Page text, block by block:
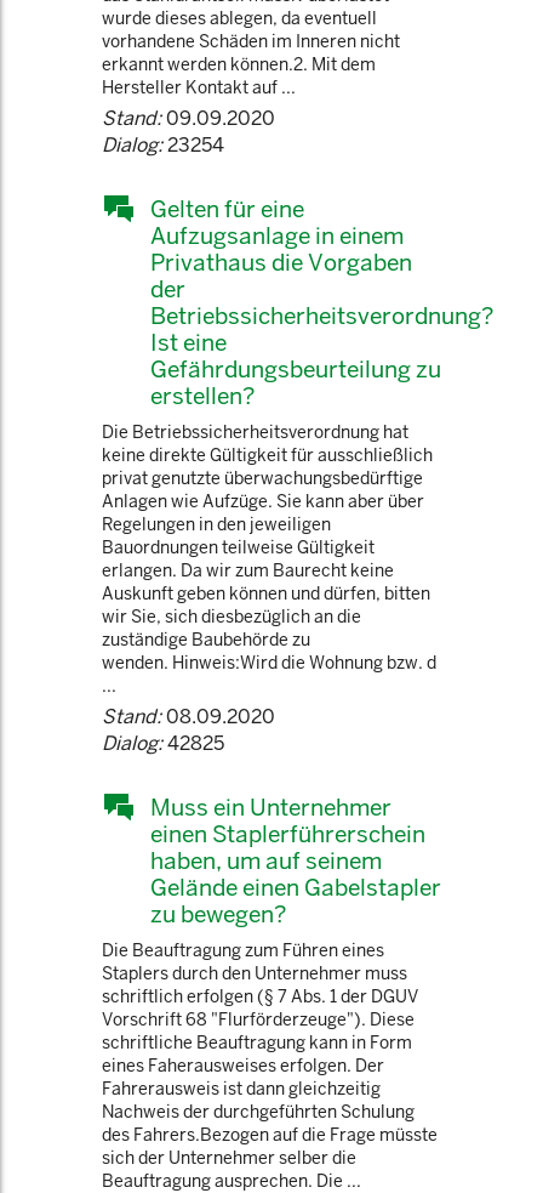
wurde dieses ablegen, da eventuell
vorhandene Schäden im Inneren nicht
erkannt werden können.2. Mit dem
Hersteller Kontakt auf ...
Stand:09.09.2020
Dialog:23254
Gelten für eine
Aufzugsanlage in einem
Privathaus die Vorgaben
der
Betriebssicherheitsverordnung?
Ist eine
Gefährdungsbeurteilung zu
erstellen?
Die Betriebssicherheitsverordnung hat
keine direkte Gültigkeit für ausschließlich
privat genutzte überwachungsbedürftige
Anlagen wie Aufzüge. Sie kann aber über
Regelungen in den jeweiligen
Bauordnungen teilweise Gültigkeit
erlangen. Da wir zum Baurecht keine
Auskunft geben können und dürfen, bitten
wir Sie, sich diesbezüglich an die
zuständige Baubehörde zu
wenden. Hinweis:Wird die Wohnung bzw. d
...
Stand:08.09.2020
Dialog:42825
Muss ein Unternehmer
einen Staplerführerschein
haben, um auf seinem
Gelände einen Gabelstapler
zu bewegen?
Die Beauftragung zum Führen eines
Staplers durch den Unternehmer muss
schriftlich erfolgen (§ 7 Abs. 1 der DGUV
Vorschrift 68 "Flurförderzeuge"). Diese
schriftliche Beauftragung kann in Form
eines Faherausweises erfolgen. Der
Fahrerausweis ist dann gleichzeitig
Nachweis der durchgeführten Schulung
des Fahrers.Bezogen auf die Frage müsste
sich der Unternehmer selber die
Beauftragung ausprechen. Die ...